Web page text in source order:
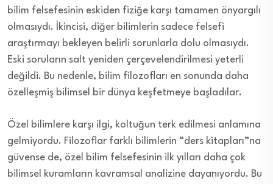
bilim felsefesinin eskiden fiziğe karşı tamamen önyargılı
olmasıydı. İkincisi, diğer bilimlerin sadece felsefi
araştırmayı bekleyen belirli sorunlarla dolu olmasıydı.
Eski soruların salt yeniden çerçevelendirilmesi yeterli
değildi. Bu nedenle, bilim filozofları en sonunda daha
özelleşmiş bilimsel bir dünya keşfetmeye başladılar.
Özel bilimlere karşı ilgi, koltuğun terk edilmesi anlamına
gelmiyordu. Filozoflar farklı bilimlerin “ders kitapları”na
güvense de, özel bilim felsefesinin ilk yılları daha çok
bilimsel kuramların kavramsal analizine dayanıyordu. Bu